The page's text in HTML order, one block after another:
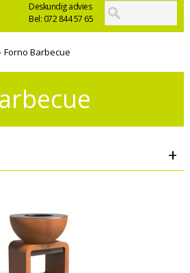
Deskundig advies
Bel: 072 844 57 65
Forno Barbecue
+